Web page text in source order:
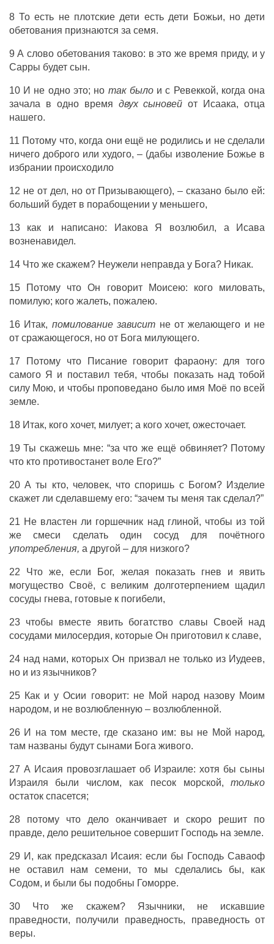
8 То есть не плотские дети есть дети Божьи, но дети
обетования признаются за семя.
9 А слово обетования таково: в это же время приду, и у
Сарры будет сын.
10 И не одно это; но так былои с Ревеккой, когда она
зачала в одно время двух сыновей от Исаака, отца
нашего.
11 Потому что, когда они ещё не родились и не сделали
ничего доброго или худого, – (дабы изволение Божье в
избрании происходило
12 не от дел, но от Призывающего), – сказано было ей:
больший будет в порабощении у меньшего,
13 как и написано: Иакова Я возлюбил, а Исава
возненавидел.
14 Что же скажем? Неужели неправда у Бога? Никак.
15 Потому что Он говорит Моисею: кого миловать,
помилую; кого жалеть, пожалею.
16 Итак, помилование зависит не от желающего и не
от сражающегося, но от Бога милующего.
17 Потому что Писание говорит фараону: для того
самого Я и поставил тебя, чтобы показать над тобой
силу Мою, и чтобы проповедано было имя Моё по всей
земле.
18 Итак, кого хочет, милует; а кого хочет, ожесточает.
19 Ты скажешь мне: “за что же ещё обвиняет? Потому
что кто противостанет воле Его?”
20 А ты кто, человек, что споришь с Богом? Изделие
скажет ли сделавшему его: “зачем ты меня так сделал?”
21 Не властен ли горшечник над глиной, чтобы из той
же смеси сделать один сосуд для почётного
употребления, а другой – для низкого?
22 Что же, если Бог, желая показать гнев и явить
могущество Своё, с великим долготерпением щадил
сосуды гнева, готовые к погибели,
23 чтобы вместе явить богатство славы Своей над
сосудами милосердия, которые Он приготовил к славе,
24 над нами, которых Он призвал не только из Иудеев,
но и из язычников?
25 Как и у Осии говорит: не Мой народ назову Моим
народом, и не возлюбленную – возлюбленной.
26 И на том месте, где сказано им: вы не Мой народ,
там названы будут сынами Бога живого.
27 А Исаия провозглашает об Израиле: хотя бы сыны
Израиля были числом, как песок морской,только
остаток спасется;
28 потому что дело оканчивает и скоро решит по
правде, дело решительное совершит Господь на земле.
29 И, как предсказал Исаия: если бы Господь Саваоф
не оставил нам семени, то мы сделались бы, как
Содом, и были бы подобны Гоморре.
30 Что же скажем? Язычники, не искавшие
праведности, получили праведность, праведность от
веры.